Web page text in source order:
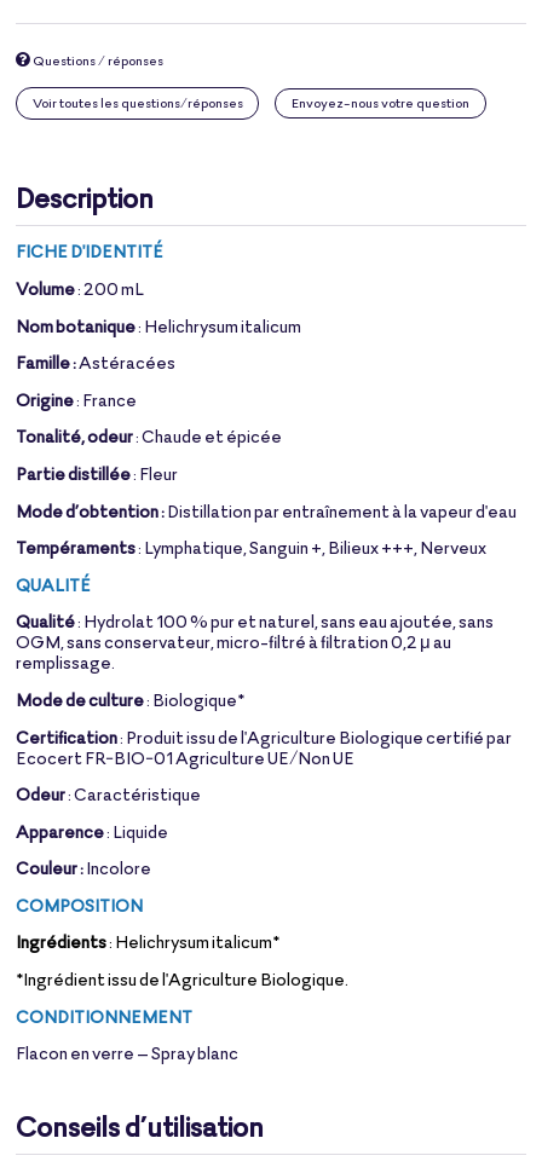
Questions / réponses
Voir toutes les questions/réponses Envoyez-nous votre question
Description
FICHE D'IDENTITÉ
Volume: 200 mL
Nom botanique: Helichrysum italicum
Famille :Astéracées
Origine: France
Tonalité, odeur: Chaude et épicée
Partie distillée: Fleur
Mode d’obtention :Distillation par entraînement à la vapeur d'eau
Tempéraments: Lymphatique, Sanguin +, Bilieux +++, Nerveux
QUALITÉ
Qualité: Hydrolat 100 % pur et naturel, sans eau ajoutée, sans
OGM, sans conservateur, micro-filtré à filtration 0,2 μ au
remplissage.
Mode de culture: Biologique*
Certification: Produit issu de l'Agriculture Biologique certifié par
Ecocert FR-BIO-01 Agriculture UE/Non UE
Odeur: Caractéristique
Apparence: Liquide
Couleur :Incolore
COMPOSITION
Ingrédients: Helichrysum italicum*
*Ingrédient issu de l'Agriculture Biologique.
CONDITIONNEMENT
Flacon en verre – Spray blanc
Conseils d’utilisation